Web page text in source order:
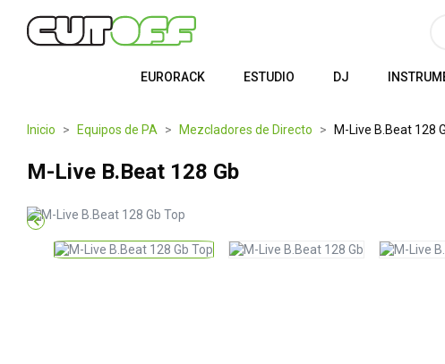
EURORACK ESTUDIO DJ
Inicio Equipos de PA Mezcladores de Directo M-Live B.Beat 128
M-Live B.Beat 128 Gb
